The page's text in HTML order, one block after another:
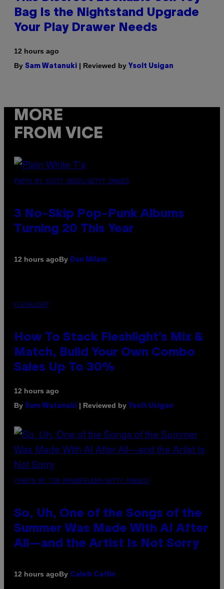
Bag Is the Nightstand Upgrade
Your Play Drawer Needs
12 hours ago
By Sam Watanuki | Reviewed by Ysolt Usigan
MORE
FROM VICE
PHOTO BY SCOTT GRIES/GETTY IMAGES
3 No-Skip Pop-Punk Albums
Turning 20 This Year
12 hours agoBy Dan Milam
FLESHLIGHT
How To Stack Fleshlight’s Mix &
Match, Build Your Own Combo
Sales Up To 30%
12 hours ago
By Sam Watanuki | Reviewed by Ysolt Usigan
(PHOTO BY TIM MOSENFELDER/GETTY IMAGES)
So, Uh, One of the Songs of the
Summer Was Made With AI After
All—and the Artist Is Not Sorry
12 hours agoBy Caleb Catlin